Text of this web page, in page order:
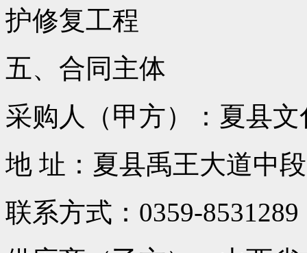
护修复工程
五、合同主体
采购人（甲方）：夏县
地 址：夏县禹王大道中段
联系方式：0359-8531289